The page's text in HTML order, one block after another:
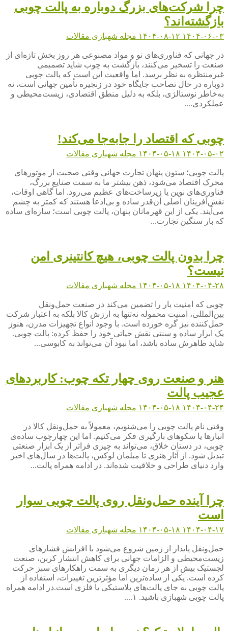
چرا شرکت‌های بزرگ دوباره به پالت چوبی
بازگشته‌اند؟
۱۴۰۴-۰۶-۰۳ ۱۴۰۴-۰۸-۱۲ مجله شهبازی مقالات
در جهانی که فناوری‌های نو و مواد مصنوعی هر روز بخش تازه‌ای از
صنعت را تسخیر می‌کنند، بازگشت به چوب شاید تصمیمی
غیرمنتظره به نظر برسد. اما واقعیت این است که پالت چوبی
دوباره در حال تصاحب جایگاه خود در زنجیره تأمین جهانی است، نه
به‌خاطر نوستالژی، بلکه به دلیل منطق اقتصادی، زیست‌محیطی و
عملکردی....
چوبی که اقتصاد را جابه‌جا می‌کند!
۱۴۰۴-۰۵-۰۲ ۱۴۰۴-۰۵-۱۸ مجله شهبازی مقالات
پالت چوبی؛ ستون پنهان تجارت جهانی وقتی صحبت از موتورهای
محرک اقتصاد می‌شود، ذهن بیشتر ما به سمت صنایع بزرگ،
فناوری‌های نوین یا زیرساخت‌های عظیم می‌رود. اما گاهی اوقات،
نقش‌آفرینان اصلی آن‌قدر ساده و بی‌ادعا هستند که کمتر به چشم
می‌آیند. یکی از این قهرمانان پنهان، پالت چوبی است؛ سازه‌ای ساده
که بار سنگین تجارت...
چرا بدون پالت چوبی، هیچ کانتینری امن
نیست؟
۱۴۰۴-۰۴-۲۸ ۱۴۰۴-۰۵-۱۸ مجله شهبازی مقالات
چوبی که امنیت بار را تضمین می‌کند در صنعت حمل‌ونقل
بین‌المللی، امنیت محموله نه‌تنها به ارزش کالا بلکه به اعتبار شرکت
حمل‌کننده نیز گره خورده است. با وجود انواع تجهیزات مدرن، هنوز
یک ابزار ساده و سنتی نقش حیاتی خود را حفظ کرده: پالت چوبی.
شاید ظاهرش ساده باشد، اما نبود آن می‌تواند به کابوسی...
هنر و صنعت روی چهار تکه چوب: کاربردهای
عجیب پالت
۱۴۰۴-۰۴-۲۴ ۱۴۰۴-۰۵-۱۸ مجله شهبازی مقالات
وقتی نام پالت چوبی را می‌شنویم، معمولاً به حمل‌ونقل کالا در
انبارها یا سکوهای بارگیری فکر می‌کنیم. اما این چهارچوب ساده‌ی
چوبی، در دستان خلاق، می‌تواند به چیزی فراتر از یک ابزار صنعتی
تبدیل شود. از آثار هنری تا مبلمان لوکس، پالت‌ها در سال‌های اخیر
وارد دنیای طراحی و خلاقیت شده‌اند. در ادامه همراه پالت...
چرا آینده حمل‌ونقل روی پالت چوبی سوار
است
۱۴۰۴-۰۴-۱۷ ۱۴۰۴-۰۵-۱۸ مجله شهبازی مقالات
حمل‌ونقل پایدار از زمین شروع می‌شود با افزایش فشارهای
زیست‌محیطی و الزامات جهانی برای کاهش انتشار کربن، صنعت
لجستیک بیش از هر زمان دیگری به سمت راهکارهای سبز حرکت
کرده است. یکی از ساده‌ترین اما مؤثرترین تغییرات، استفاده از
پالت چوبی به جای پالت‌های پلاستیکی یا فلزی است.در ادامه همراه
پالت چوبی شهبازی باشید. ۱....